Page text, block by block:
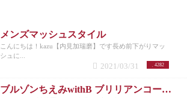
メンズマッシュスタイル
こんにちは！kazu【内見加瑞磨】です長め前下がりマッ
シュに...
4282
2021/03/31
ブルゾンちえみwithB ブリリアンコージ君♪